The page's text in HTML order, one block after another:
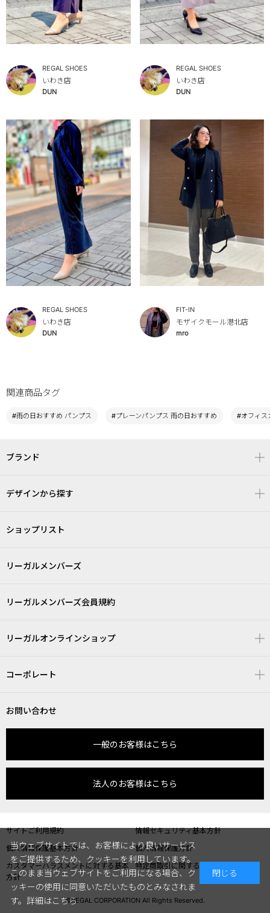
REGAL SHOES
いわき店
DUN
REGAL SHOES
いわき店
DUN
REGAL SHOES
いわき店
DUN
FIT-IN
モザイクモール港北店
mro
関連商品タグ
#雨の日おすすめ パンプス #プレーンパンプス 雨の日おすすめ #オフィス
ブランド
デザインから探す
ショップリスト
リーガルメンバーズ
リーガルメンバーズ会員規約
リーガルオンラインショップ
コーポレート
お問い合わせ
一般のお客様はこちら
法人のお客様はこちら
サイトご利用規約
情報セキュリティ基本方針
個人情報保護基本方針
個人情報保護方針
カスタマーハラスメントに対する基本
方針
特定商取引に関する表記
©REGAL CORPORATION All Rights Reserved.
当ウェブサイトでは、お客様により良いサービス
をご提供するため、クッキーを利用しています。
このまま当ウェブサイトをご利用になる場合、ク
ッキーの使用に同意いただいたものとみなされま
す。 詳細はこちら
閉じる